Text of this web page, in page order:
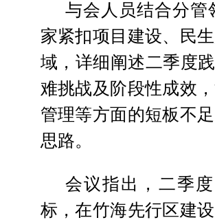
与会人员结合分管
家紧扣项目建设、民
域，详细阐述二季度
难挑战及阶段性成效
管理等方面的短板不
思路。
会议指出，二季
标，在竹海先行区建